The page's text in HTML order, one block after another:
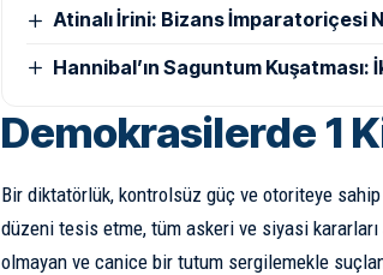
Atinalı İrini: Bizans İmparatoriçesi
Hannibal’ın Saguntum Kuşatması:
Demokrasilerde 1
Bir diktatörlük, kontrolsüz güç ve otoriteye
düzeni tesis etme, tüm askeri ve siyasi
olmayan ve canice bir tutum sergilemekle